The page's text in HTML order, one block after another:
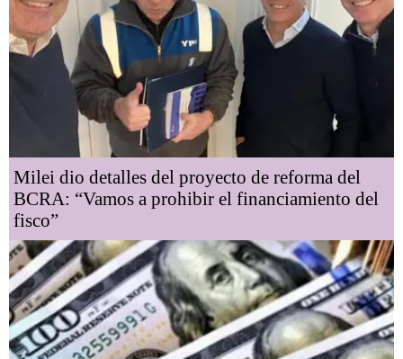
Milei dio detalles del proyecto de reforma del
BCRA: “Vamos a prohibir el financiamiento del
fisco”